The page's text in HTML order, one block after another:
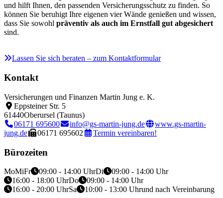
und hilft Ihnen, den passenden Versicherungsschutz zu finden. So
können Sie beruhigt Ihre eigenen vier Wände genießen und wissen,
dass Sie sowohl präventiv als auch im Ernstfall gut abgesichert
sind.
Lassen Sie sich beraten – zum Kontaktformular
Kontakt
Versicherungen und Finanzen Martin Jung e. K.
Eppsteiner Str. 5
61440Oberursel (Taunus)
06171 695600
info@gs-martin-jung.de
www.gs-martin-
jung.de
06171 695602 Termin vereinbaren!
Bürozeiten
MoMiFr 09:00 - 14:00 UhrDi
09:00 - 14:00 Uhr
16:00 - 18:00 UhrDo
09:00 - 14:00 Uhr
16:00 - 20:00 UhrSa 10:00 - 13:00 Uhrund nach Vereinbarung